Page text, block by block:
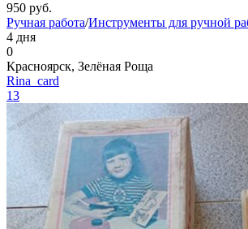
950 руб.
Ручная работа/Инструменты для ручной
4 дня
0
Красноярск, Зелёная Роща
Rina_card
13